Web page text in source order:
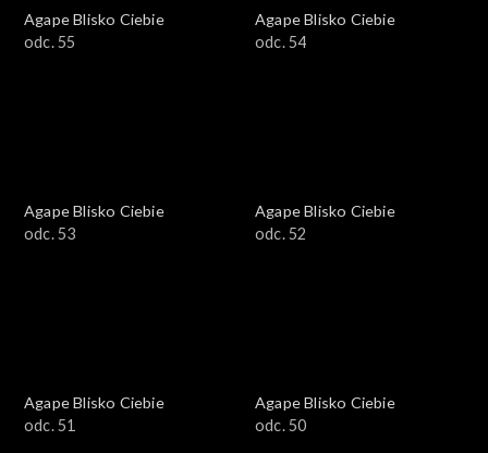
Agape Blisko Ciebie
odc. 55
Agape Blisko Ciebie
odc. 54
Agape Blisko Ciebie
odc. 53
Agape Blisko Ciebie
odc. 52
Agape Blisko Ciebie
odc. 51
Agape Blisko Ciebie
odc. 50